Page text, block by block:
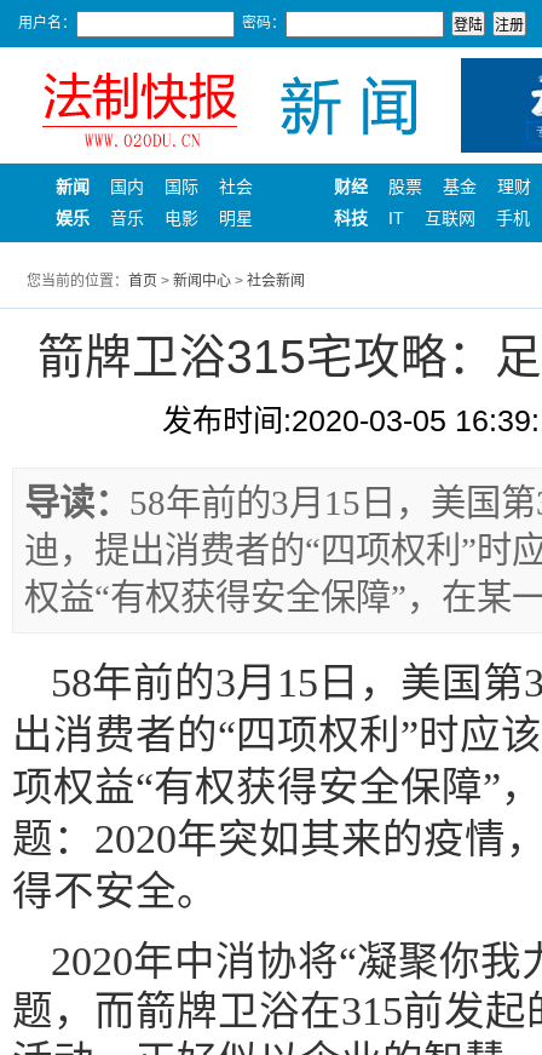
用户名： 密码：
新闻 国内 国际
社会
娱乐
音乐 电影 明星
财经 股票 基金
理财
科技
IT 互联网 手机
您当前的位置： 首页 > 新闻中心 > 社会新闻
箭牌卫浴315宅攻略：
发布时间:2020-03-05
导读： 58年前的3月15日，美国
迪，提出消费者的“四项权利”时
权益“有权获得安全保障”，在某
58年前的3月15日，美国
出消费者的“四项权利”时应
项权益“有权获得安全保障”
题：2020年突如其来的疫情
得不安全。
2020年中消协将“凝聚你
题，而箭牌卫浴在315前发